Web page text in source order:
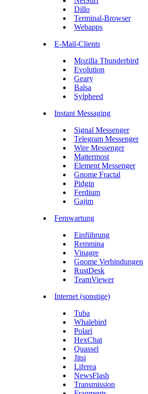
Dillo
Terminal-Browser
Webapps
E-Mail-Clients
Mozilla Thunderbird
Evolution
Geary
Balsa
Sylpheed
Instant Messaging
Signal Messenger
Telegram Messenger
Wire Messenger
Mattermost
Element Messenger
Gnome Fractal
Pidgin
Ferdium
Gajim
Fernwartung
Einführung
Remmina
Vinagre
Gnome Verbindungen
RustDesk
TeamViewer
Internet (sonstige)
Tuba
Whalebird
Polari
HexChat
Quassel
Jitsi
Liferea
NewsFlash
Transmission